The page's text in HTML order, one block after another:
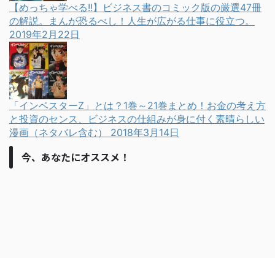
【めっちゃ学べる!!】ビジネス書のコミック版の厳選47冊
の解説。まんが恐るべし！人生が広がる仕事に役立つ。
2019年2月22日
「インベスターZ」とは？1巻～21巻まとめ！お金の考え方
と投資のセンス、ビジネスの仕組みが身に付く素晴らしい
漫画（ネタバレ含む） 2018年3月14日
今、あなたにオススメ！